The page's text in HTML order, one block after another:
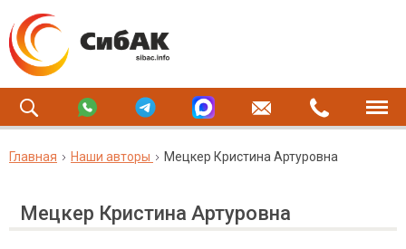
Главная Наши авторы Мецкер Кристина Артуровна
Мецкер Кристина Артуровна